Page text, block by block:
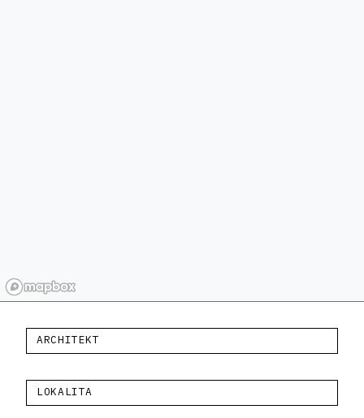
ARCHITEKT
LOKALITA